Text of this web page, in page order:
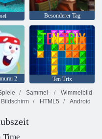
Besonderer Tag
2
Ten Trix
Sammel-
Wimmelbild
HTML5 Android
Time